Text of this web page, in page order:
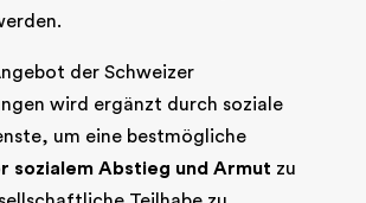
der Schweizer
wird ergänzt durch soziale
um eine bestmögliche
sozialem Abstieg und Armut zu